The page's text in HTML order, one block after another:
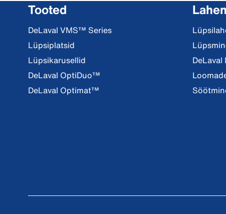
Tooted
DeLaval VMS™ Series
Lüpsiplatsid
Lüpsikarusellid
DeLaval OptiDuo™
DeLaval Optimat™